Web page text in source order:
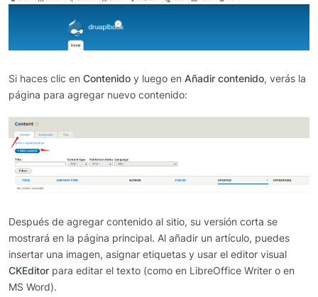
Si haces clic en Contenido y luego en Añadir contenido, verás la
página para agregar nuevo contenido:
Después de agregar contenido al sitio, su versión corta se
mostrará en la página principal. Al añadir un artículo, puedes
insertar una imagen, asignar etiquetas y usar el editor visual
CKEditor para editar el texto (como en LibreOffice Writer o en
MS Word).